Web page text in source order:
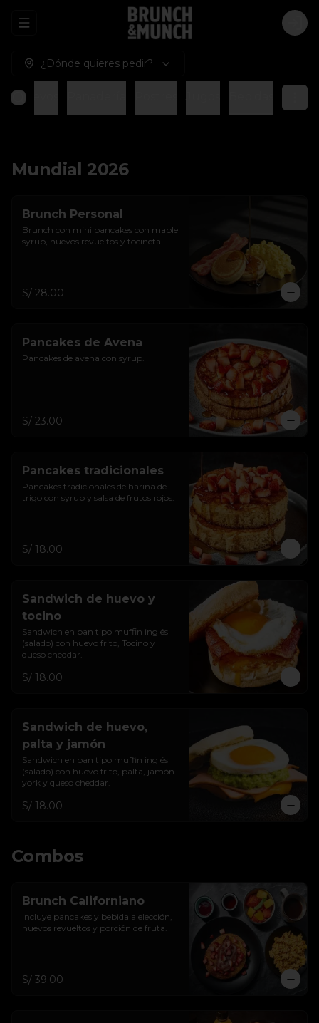
Abrir menu de navegación
¿Dónde quieres pedir?
Huevos
Mundial 2026
Brunch Personal
Brunch con mini pancakes con maple
syrup, huevos revueltos y tocineta.
S/ 28.00
Pancakes de Avena
Pancakes de avena con syrup.
S/ 23.00
Pancakes tradicionales
Pancakes tradicionales de harina de
trigo con syrup y salsa de frutos rojos.
S/ 18.00
Sandwich de huevo y
tocino
Sandwich en pan tipo muffin inglés
(salado) con huevo frito, Tocino y
queso cheddar.
S/ 18.00
Sandwich de huevo,
palta y jamón
Sandwich en pan tipo muffin inglés
(salado) con huevo frito, palta, jamón
york y queso cheddar.
S/ 18.00
Combos
Brunch Californiano
Incluye pancakes y bebida a elección,
huevos revueltos y porción de fruta.
S/ 39.00